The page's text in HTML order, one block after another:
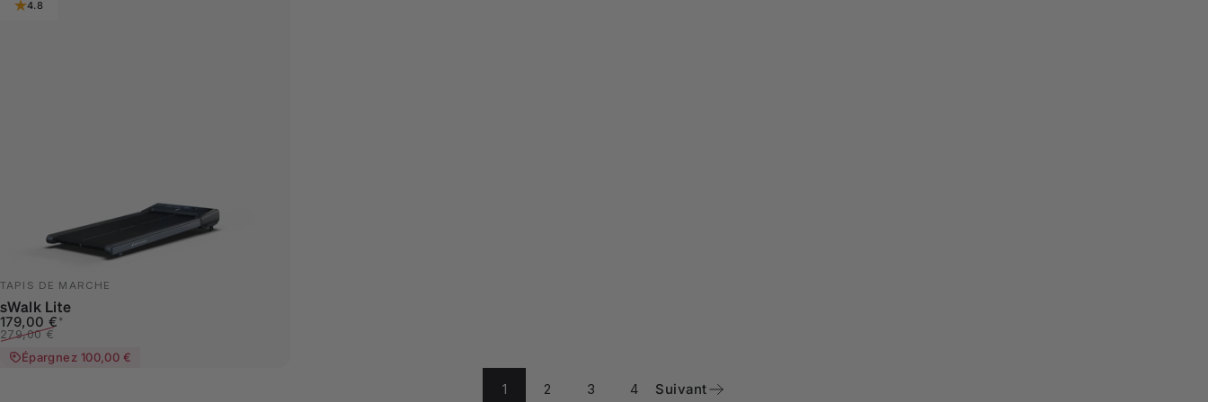
4.8
TAPIS DE MARCHE
sWalk Lite
Prix promotionnel
179,00 € *
Prix habituel
279,00 €
Épargnez 100,00 €
1 2 3 4 Suivant